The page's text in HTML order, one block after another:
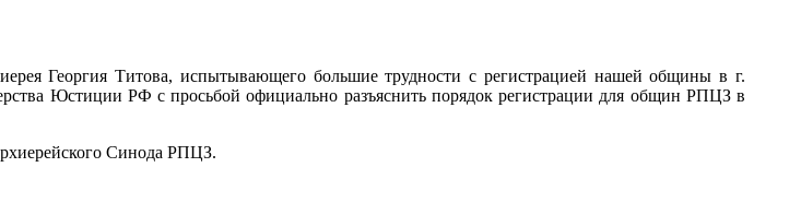
Георгия Титова, испытывающего большие трудности с регистрацией нашей общины в г.
Юстиции РФ с просьбой официально разъяснить порядок регистрации для общин РПЦЗ в
Синода РПЦЗ.